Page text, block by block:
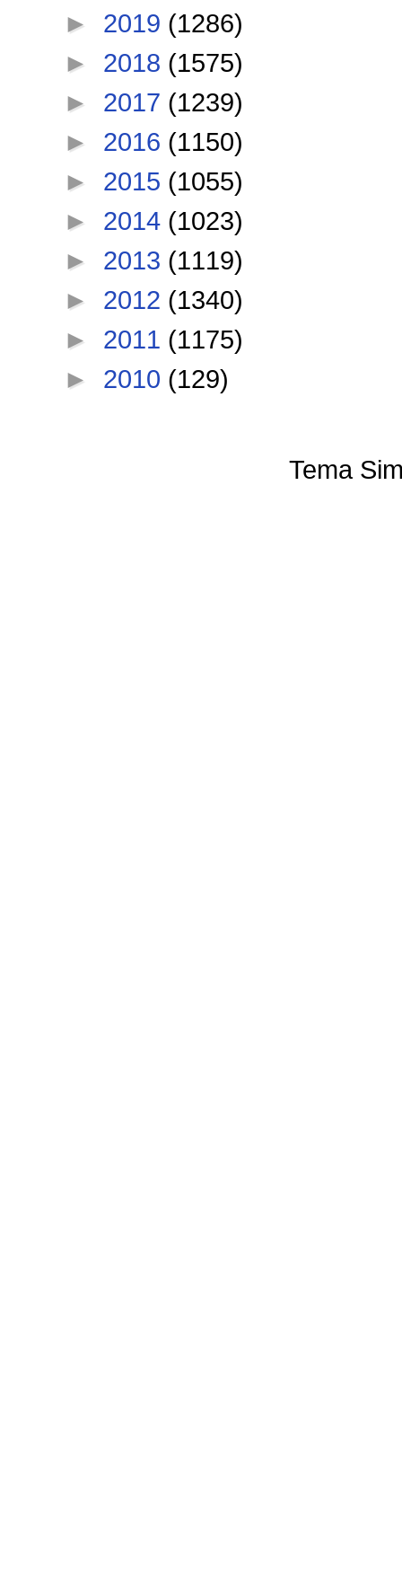
► 2019 (1286)
► 2018 (1575)
► 2017 (1239)
► 2016 (1150)
► 2015 (1055)
► 2014 (1023)
► 2013 (1119)
► 2012 (1340)
► 2011 (1175)
► 2010 (129)
Tema